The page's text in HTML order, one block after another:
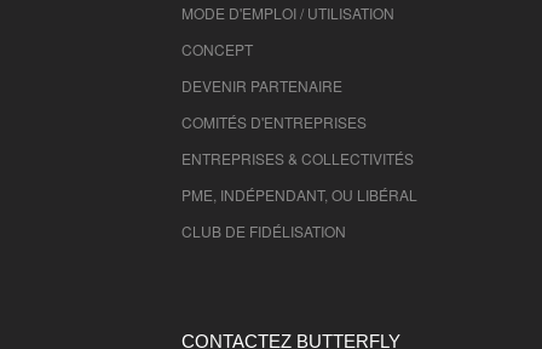
MODE D'EMPLOI / UTILISATION
CONCEPT
DEVENIR PARTENAIRE
COMITÉS D'ENTREPRISES
ENTREPRISES & COLLECTIVITÉS
PME, INDÉPENDANT, OU LIBÉRAL
CLUB DE FIDÉLISATION
CONTACTEZ BUTTERFLY